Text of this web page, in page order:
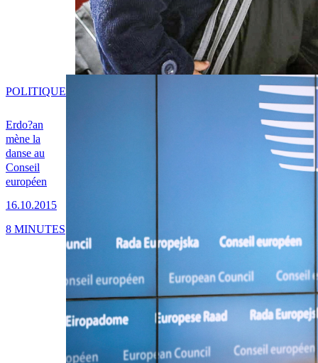
Erdo?an
mène la
danse au
Conseil
européen
16.10.2015
POLITIQUE
8 MINUTES